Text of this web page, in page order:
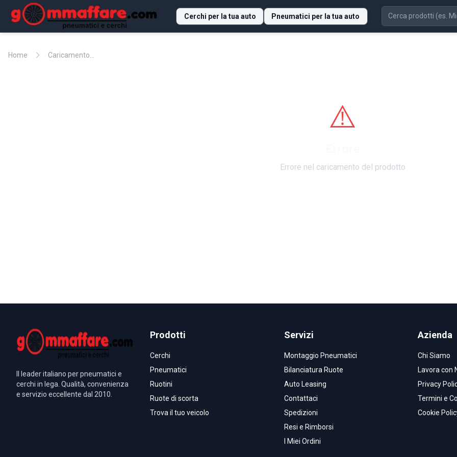
Cerchi per la tua auto Pneumatici per la tua auto
Home chevron_right Caricamento...
⚠️
Errore nel caricamento del prodotto
Il leader italiano per pneumatici e
cerchi in lega. Qualità, convenienza
e servizio eccellente dal 2010.
Prodotti
Cerchi
Pneumatici
Ruotini
Ruote di scorta
Trova il tuo veicolo
Servizi
Montaggio Pneumatici
Bilanciatura Ruote
Auto Leasing
Contattaci
Spedizioni
Resi e Rimborsi
I Miei Ordini
Azienda
Chi Siamo
Lavora con
Privacy
Termini e
Cookie